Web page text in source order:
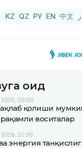
KZ QZ РУ EN 中文
оид
09:00
қолиши
воситалар
20:36
энергия